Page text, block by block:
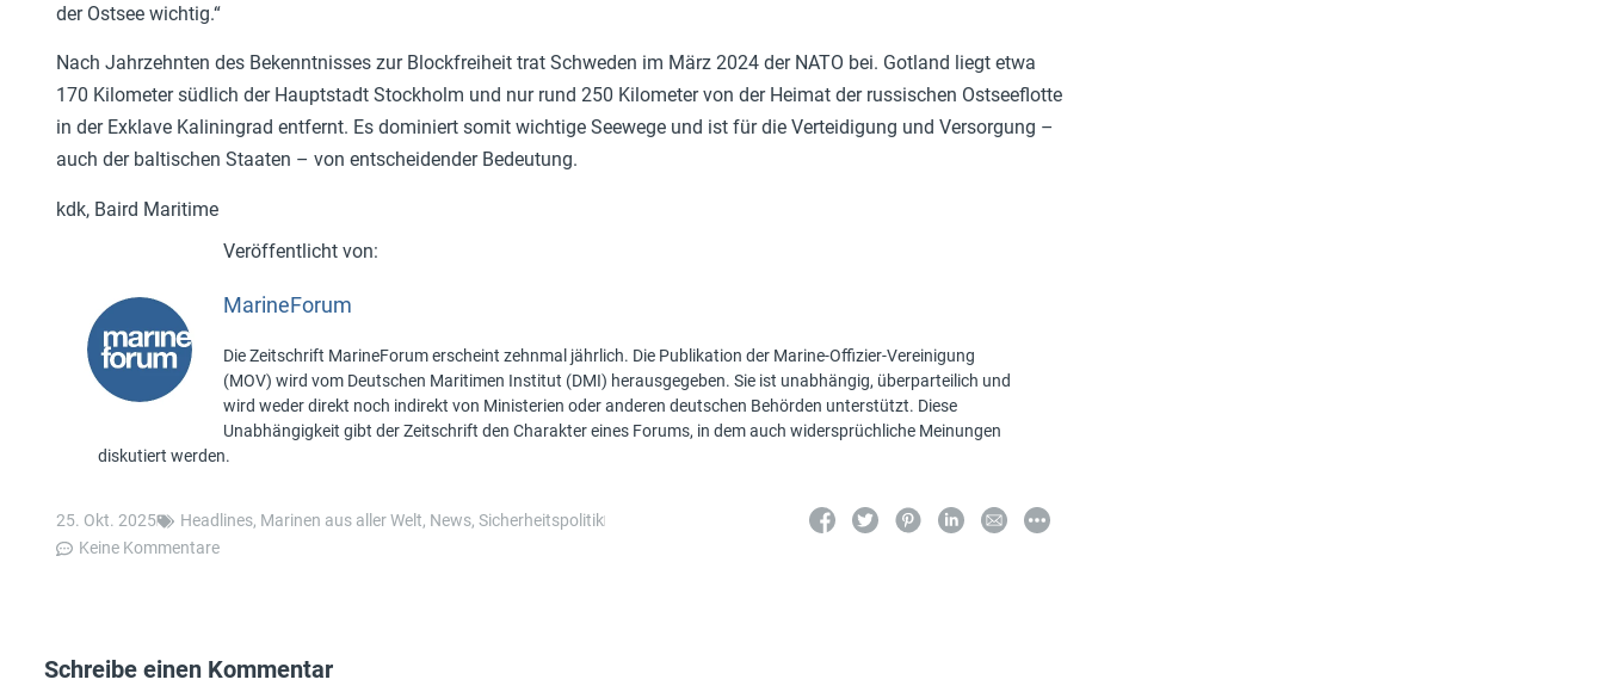
der Ostsee wichtig.“
Nach Jahrzehnten des Bekenntnisses zur Blockfreiheit trat Schweden im März 2024 der NATO bei. Gotland liegt etwa
170 Kilometer südlich der Hauptstadt Stockholm und nur rund 250 Kilometer von der Heimat der russischen Ostseeflotte
in der Exklave Kaliningrad entfernt. Es dominiert somit wichtige Seewege und ist für die Verteidigung und Versorgung –
auch der baltischen Staaten – von entscheidender Bedeutung.
kdk, Baird Maritime
MarineForum
Die Zeitschrift MarineForum erscheint zehnmal jährlich. Die Publikation der Marine-Offizier-Vereinigung
(MOV) wird vom Deutschen Maritimen Institut (DMI) herausgegeben. Sie ist unabhängig, überparteilich und
wird weder direkt noch indirekt von Ministerien oder anderen deutschen Behörden unterstützt. Diese
Unabhängigkeit gibt der Zeitschrift den Charakter eines Forums, in dem auch widersprüchliche Meinungen
diskutiert werden.
25. Okt. 2025 Headlines, Marinen aus aller Welt, News, Sicherheitspolitik
Keine Kommentare
Schreibe einen Kommentar